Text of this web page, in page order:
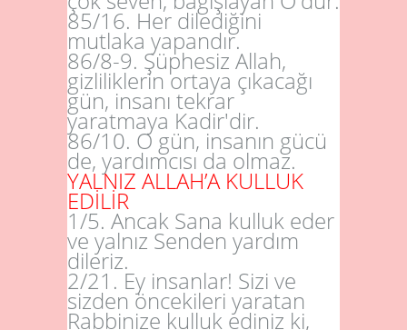
85/16. Her dilediğini
mutlaka yapandır.
86/8-9. Şüphesiz Allah,
gizliliklerin ortaya çıkacağı
gün, insanı tekrar
yaratmaya Kadir'dir.
86/10. O gün, insanın gücü
de, yardımcısı da olmaz.
YALNIZ ALLAH’A KULLUK
EDİLİR
1/5. Ancak Sana kulluk eder
ve yalnız Senden yardım
dileriz.
2/21 . Ey insanlar! Sizi ve
sizden öncekileri yaratan
Rabbinize kulluk ediniz ki,